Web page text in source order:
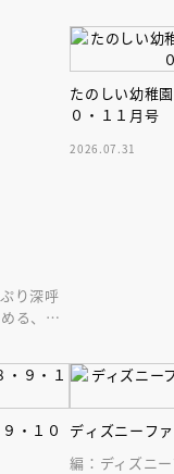
り深呼
る、大
たのしい幼稚
０・１１月号
2026.07.31
・１０
ディズニーフ
編：ディズニ